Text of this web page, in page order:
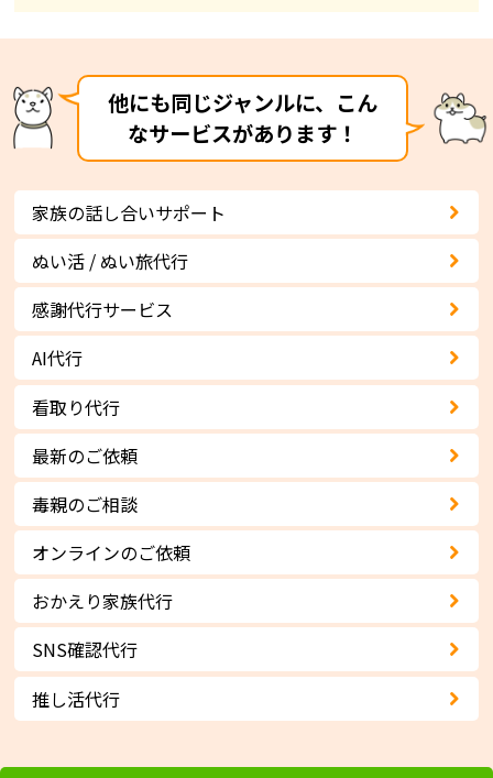
他にも同じジャンルに、こん
なサービスがあります！
家族の話し合いサポート
ぬい活 / ぬい旅代行
感謝代行サービス
AI代行
看取り代行
最新のご依頼
毒親のご相談
オンラインのご依頼
おかえり家族代行
SNS確認代行
推し活代行